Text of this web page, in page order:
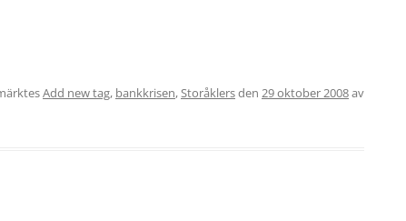
Add new tag, bankkrisen,Storåklersden 29 oktober 2008av